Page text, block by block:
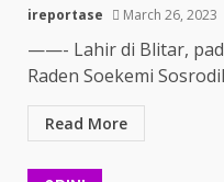
ireportase March 26, 2023
——- Lahir di Blitar,
Raden Soekemi
Read More